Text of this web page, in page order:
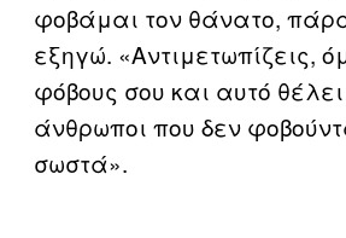
φοβάμαι τον θάνατο,
εξηγώ. «Αντιμετωπίζεις,
φόβους σου και αυτό
άνθρωποι που δεν
σωστά».